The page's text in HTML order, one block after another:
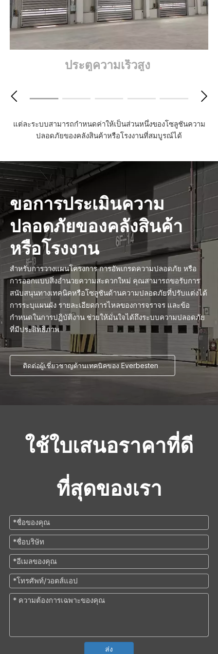
ประตูความเร็วสูง
แต่ละระบบสามารถกำหนดค่าให้เป็นส่วนหนึ่งของโซลูชันความ
ปลอดภัยของคลังสินค้าหรือโรงงานที่สมบูรณ์ได้
ขอการประเมินความ
ปลอดภัยของคลังสินค้า
หรือโรงงาน
สำหรับการวางแผนโครงการ การอัพเกรดความปลอดภัย หรือ
การออกแบบสิ่งอำนวยความสะดวกใหม่ คุณสามารถขอรับการ
สนับสนุนทางเทคนิคหรือโซลูชันด้านความปลอดภัยที่ปรับแต่งได้
การระบุแผนผัง รายละเอียดการไหลของการจราจร และข้อ
กำหนดในการปฏิบัติงาน ช่วยให้มั่นใจได้ถึงระบบความปลอดภัย
ที่มีประสิทธิภาพ
ติดต่อผู้เชี่ยวชาญด้านเทคนิคของ Everbesten
ใช้ใบเสนอราคาที่ดี
ที่สุดของเรา
ส่ง